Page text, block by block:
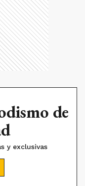
de
y exclusivas